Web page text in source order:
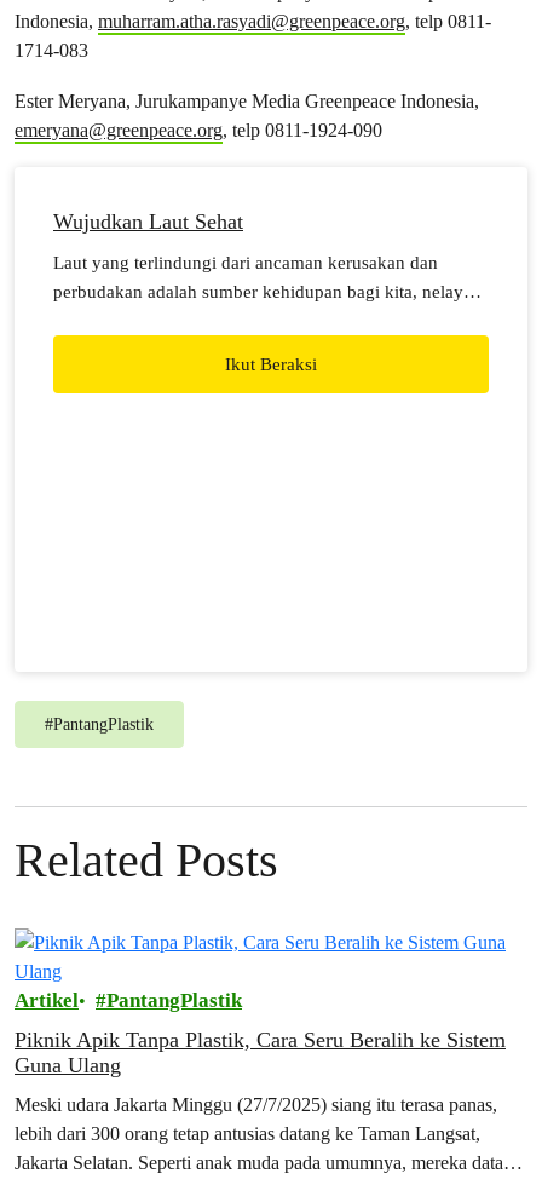
Indonesia, muharram.atha.rasyadi@greenpeace.org, telp 0811-
1714-083
Ester Meryana, Jurukampanye Media Greenpeace Indonesia,
emeryana@greenpeace.org, telp 0811-1924-090
Wujudkan Laut Sehat
Laut yang terlindungi dari ancaman kerusakan dan
perbudakan adalah sumber kehidupan bagi kita, nelayan,
Ikut Beraksi
#PantangPlastik
Related Posts
Artikel PantangPlastik
Piknik Apik Tanpa Plastik, Cara Seru Beralih ke Sistem
Guna Ulang
Meski udara Jakarta Minggu (27/7/2025) siang itu terasa panas,
lebih dari 300 orang tetap antusias datang ke Taman Langsat,
Jakarta Selatan. Seperti anak muda pada umumnya, mereka datang